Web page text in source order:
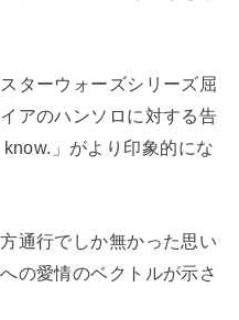
ターウォーズシリーズ屈
アのハンソロに対する告
」がより印象的にな
通行でしか無かった思い
の愛情のベクトルが示さ